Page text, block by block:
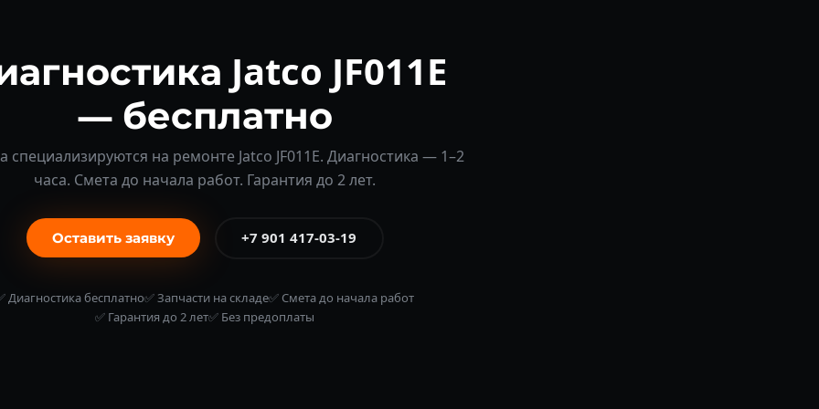
Jatco JF011E
— бесплатно
специализируются на ремонте Jatco JF011E. Диагностика — 1–2
часа. Смета до начала работ. Гарантия до 2 лет.
Оставить заявку +7 901 417-03-19
Диагностика бесплатно✅ Запчасти на складе✅ Смета до начала работ
✅ Гарантия до 2 лет✅ Без предоплаты